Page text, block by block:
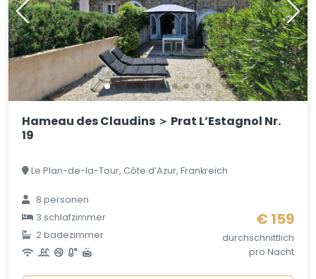
Hameau des Claudins ＞ Prat L’Estagnol Nr.
19
Le Plan-de-la-Tour, Côte d’Azur, Frankreich
8 personen
3 schlafzimmer
2 badezimmer
€ 159
durchschnittlich
pro Nacht